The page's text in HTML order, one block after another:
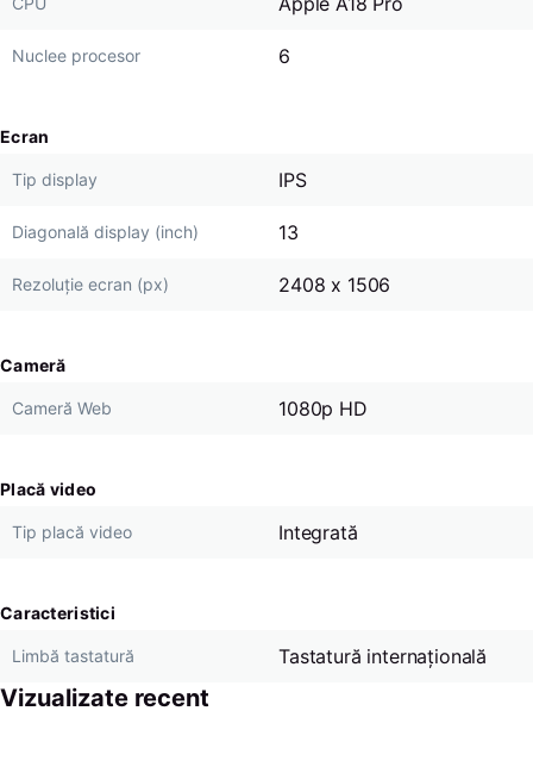
Nuclee procesor 6
Ecran
Tip display IPS
Diagonală display (inch) 13
Rezoluție ecran (px) 2408 x 1506
Cameră
Cameră Web 1080p HD
Placă video
Tip placă video Integrată
Caracteristici
Limbă tastatură Tastatură internațională
Vizualizate recent